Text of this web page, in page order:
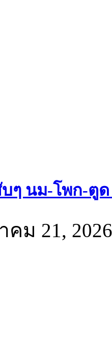
บๆ นม-โพก-ตู
ม 21,